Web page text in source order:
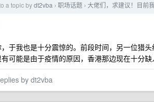
a topic bydt2vba › 职场话题 › 大佬们，求建议！目前
于我也是十分震惊的。前段时间，另一位猎
可能是由于疫情的原因，香港那边现在十分缺
by dt2vba